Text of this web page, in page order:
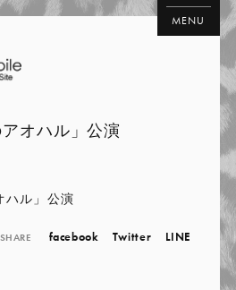
MENU
オハル」公演
ル」公演
SHARE facebook Twitter LINE